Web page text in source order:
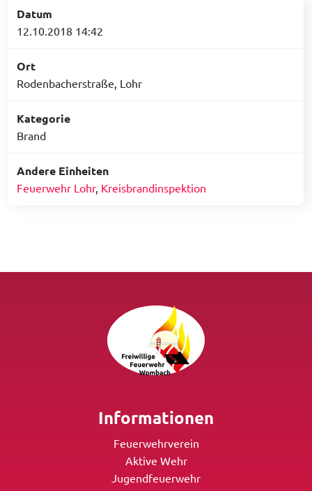
Datum
12.10.2018 14:42
Ort
Rodenbacherstraße, Lohr
Kategorie
Brand
Andere Einheiten
Feuerwehr Lohr, Kreisbrandinspektion
Informationen
Feuerwehrverein
Aktive Wehr
Jugendfeuerwehr